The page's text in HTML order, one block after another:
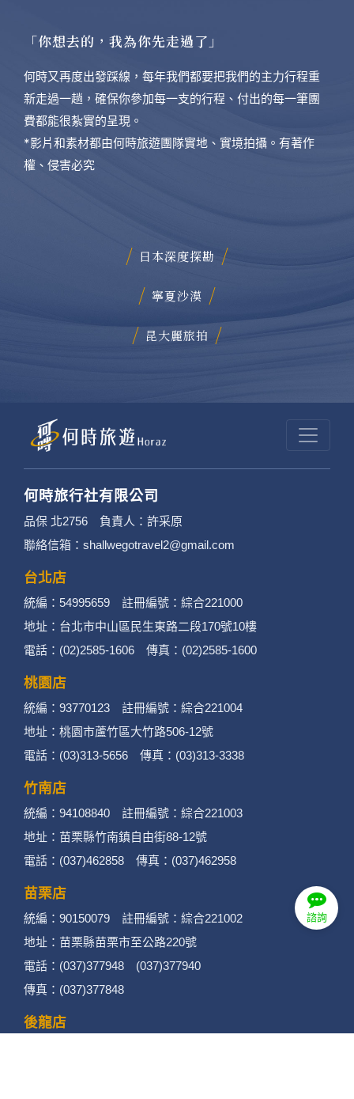
「你想去的，我為你先走過了」
何時又再度出發踩線，每年我們都要把我們的主力行程重
新走過一趟，確保你參加每一支的行程、付出的每一筆團
費都能很紮實的呈現。
*影片和素材都由何時旅遊團隊實地、實境拍攝。有著作
權、侵害必究
日本深度探勘
寧夏沙漠
昆大麗旅拍
諮詢
何時旅行社有限公司
品保 北2756 負責人：許采原
聯絡信箱：shallwegotravel2@gmail.com
台北店
統編：54995659 註冊編號：綜合221000
地址：台北市中山區民生東路二段170號10樓
電話：(02)2585-1606 傳真：(02)2585-1600
桃園店
統編：93770123 註冊編號：綜合221004
地址：桃園市蘆竹區大竹路506-12號
電話：(03)313-5656 傳真：(03)313-3338
竹南店
統編：94108840 註冊編號：綜合221003
地址：苗栗縣竹南鎮自由街88-12號
電話：(037)462858 傳真：(037)462958
苗栗店
統編：90150079 註冊編號：綜合221002
地址：苗栗縣苗栗市至公路220號
電話：(037)377948 (037)377940
傳真：(037)377848
後龍店